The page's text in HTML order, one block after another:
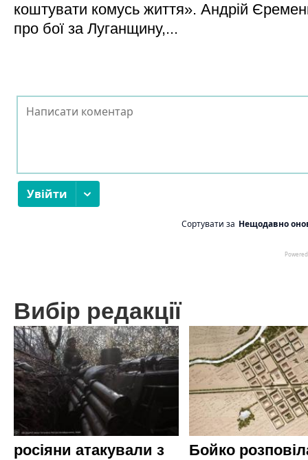
коштувати комусь життя». Андрій
про бої за Луганщину,...
Вибір редакції
росіяни атакували з
Бойко